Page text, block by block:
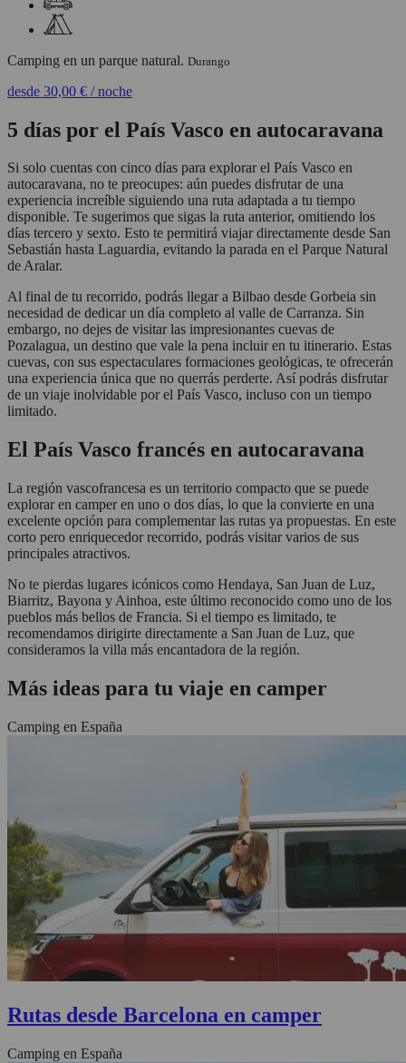
Camping en un parque natural. Durango
desde 30,00 € / noche
5 días por el País Vasco en autocaravana
Si solo cuentas con cinco días para explorar el País Vasco en
autocaravana, no te preocupes: aún puedes disfrutar de una
experiencia increíble siguiendo una ruta adaptada a tu tiempo
disponible. Te sugerimos que sigas la ruta anterior, omitiendo los
días tercero y sexto. Esto te permitirá viajar directamente desde San
Sebastián hasta Laguardia, evitando la parada en el Parque Natural
de Aralar.
Al final de tu recorrido, podrás llegar a Bilbao desde Gorbeia sin
necesidad de dedicar un día completo al valle de Carranza. Sin
embargo, no dejes de visitar las impresionantes cuevas de
Pozalagua, un destino que vale la pena incluir en tu itinerario. Estas
cuevas, con sus espectaculares formaciones geológicas, te ofrecerán
una experiencia única que no querrás perderte. Así podrás disfrutar
de un viaje inolvidable por el País Vasco, incluso con un tiempo
limitado.
El País Vasco francés en autocaravana
La región vascofrancesa es un territorio compacto que se puede
explorar en camper en uno o dos días, lo que la convierte en una
excelente opción para complementar las rutas ya propuestas. En este
corto pero enriquecedor recorrido, podrás visitar varios de sus
principales atractivos.
No te pierdas lugares icónicos como Hendaya, San Juan de Luz,
Biarritz, Bayona y Ainhoa, este último reconocido como uno de los
pueblos más bellos de Francia. Si el tiempo es limitado, te
recomendamos dirigirte directamente a San Juan de Luz, que
consideramos la villa más encantadora de la región.
Más ideas para tu viaje en camper
Camping en España
Rutas desde Barcelona en camper
Camping en España